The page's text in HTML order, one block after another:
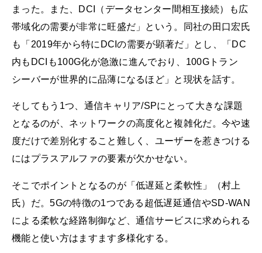
まった。また、DCI（データセンター間相互接続）も広
帯域化の需要が非常に旺盛だ」という。同社の田口宏氏
も「2019年から特にDCIの需要が顕著だ」とし、「DC
内もDCIも100G化が急激に進んでおり、100Gトラン
シーバーが世界的に品薄になるほど」と現状を話す。
そしてもう1つ、通信キャリア/SPにとって大きな課題
となるのが、ネットワークの高度化と複雑化だ。今や速
度だけで差別化すること難しく、ユーザーを惹きつける
にはプラスアルファの要素が欠かせない。
そこでポイントとなるのが「低遅延と柔軟性」（村上
氏）だ。5Gの特徴の1つである超低遅延通信やSD-WAN
による柔軟な経路制御など、通信サービスに求められる
機能と使い方はますます多様化する。